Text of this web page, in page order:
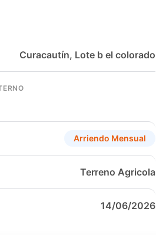
Curacautín, Lote b el colorado
Arriendo Mensual
Terreno Agricola
14/06/2026